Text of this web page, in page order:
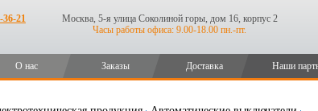
36-21
Москва, 5-я улица Соколиной горы, дом 16, корпус 2
Часы работы офиса: 9.00-18.00 пн.-пт.
О нас Заказы Доставка Наши